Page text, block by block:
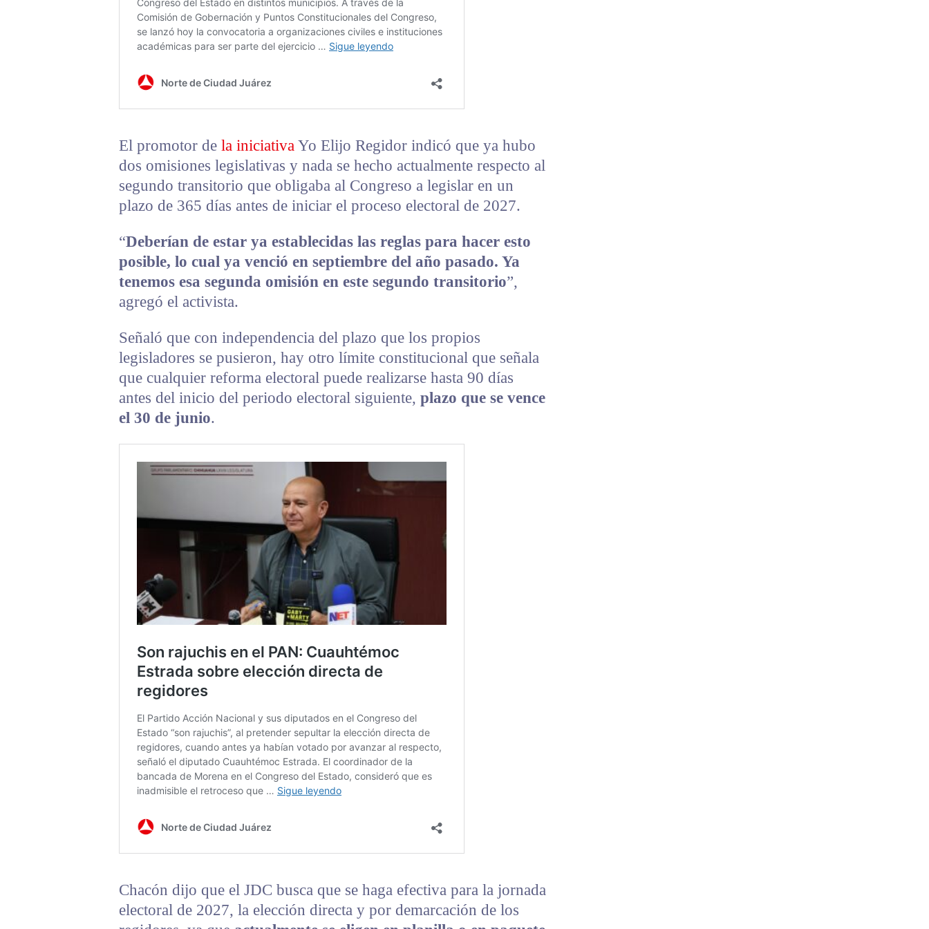
El promotor de la iniciativa Yo Elijo Regidor indicó que ya hubo
dos omisiones legislativas y nada se hecho actualmente respecto al
segundo transitorio que obligaba al Congreso a legislar en un
plazo de 365 días antes de iniciar el proceso electoral de 2027.
“Deberían de estar ya establecidas las reglas para hacer esto
posible, lo cual ya venció en septiembre del año pasado. Ya
tenemos esa segunda omisión en este segundo transitorio”,
agregó el activista.
Señaló que con independencia del plazo que los propios
legisladores se pusieron, hay otro límite constitucional que señala
que cualquier reforma electoral puede realizarse hasta 90 días
antes del inicio del periodo electoral siguiente, plazo que se vence
el 30 de junio.
Chacón dijo que el JDC busca que se haga efectiva para la jornada
electoral de 2027, la elección directa y por demarcación de los